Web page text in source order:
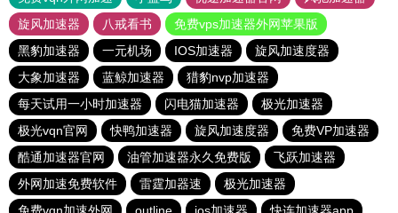
旋风加速器
八戒看书
免费vps加速器外网苹果版
黑豹加速器
一元机场 IOS加速器
旋风加速度器
大象加速器
蓝鲸加速器
猎豹nvp加速器
每天试用一小时加速器
闪电猫加速器
极光加速器
极光vqn官网
快鸭加速器 旋风加速度器
免费VP加速器
酷通加速器官网
油管加速器永久免费版
飞跃加速器
外网加速免费软件
雷霆加器速
极光加速器